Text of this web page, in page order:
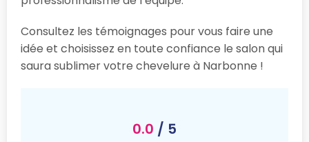
Consultez les témoignages pour vous faire une
idée et choisissez en toute confiance le salon qui
saura sublimer votre chevelure à Narbonne !
0.0 / 5